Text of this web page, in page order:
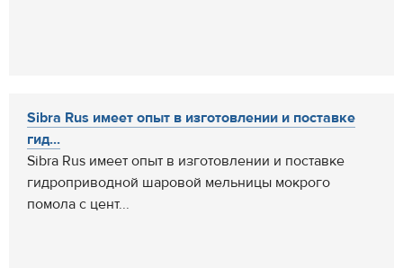
Sibra Rus имеет опыт в изготовлении и поставке
гид...
Sibra Rus имеет опыт в изготовлении и поставке
гидроприводной шаровой мельницы мокрого
помола с цент...